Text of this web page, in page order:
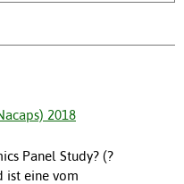
2018
Panel Study? (?
ist eine vom